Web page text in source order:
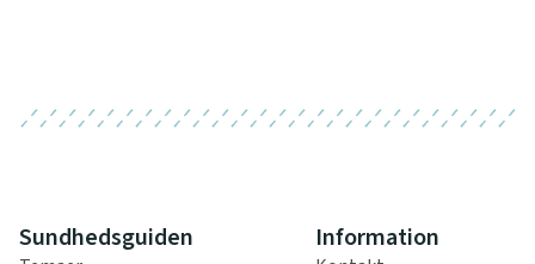
Sundhedsguiden Information